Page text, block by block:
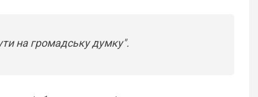
на громадську думку".